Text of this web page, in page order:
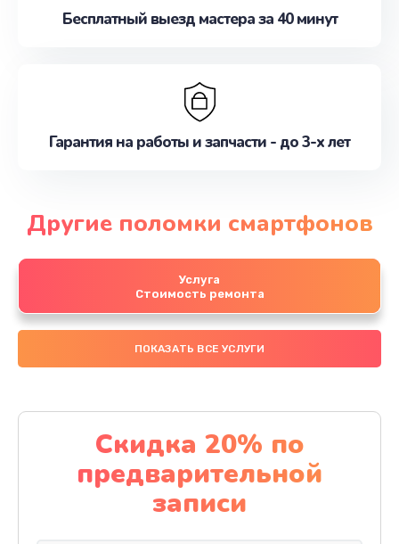
Бесплатный выезд мастера за 40 минут
Гарантия на работы и запчасти - до 3-х лет
Другие поломки смартфонов
Услуга
Стоимость ремонта
ПОКАЗАТЬ ВСЕ УСЛУГИ
Скидка 20% по
предварительной
записи